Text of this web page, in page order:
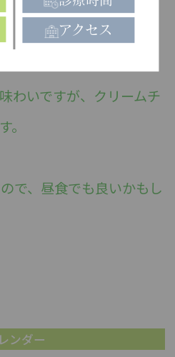
グルトです。
わいですが、クリームチ
。
で、昼食でも良いかもし
ンダー
アクセス